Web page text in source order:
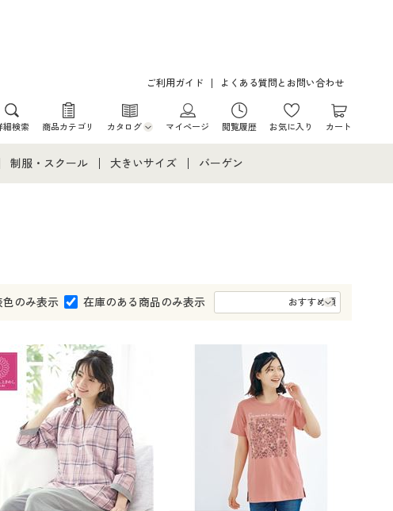
ご利用ガイド よくある質問とお問い合わせ
細検索 商品カテゴリ カタログ
カタログ・チラシからのご注文
マイページ 閲覧履歴 お気に入り カート
制服・スクール 大きいサイズ
大きいサイズ 事務・制服
バーゲン
色のみ表示 在庫のある商品のみ表示